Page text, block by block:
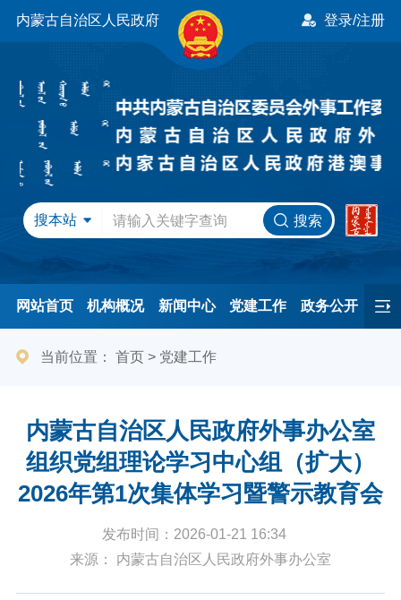
内蒙古自治区人民政府 登录/注册
搜本站 搜索
网站首页 机构概况 新闻中心 党建工作 政务公开
办事服务 民间友好 港澳事务
当前位置： 首页> 党建工作
内蒙古自治区人民政府外事办公室
组织党组理论学习中心组（扩大）
2026年第1次集体学习暨警示教育会
发布时间：2026-01-21 16:34
来源： 内蒙古自治区人民政府外事办公室